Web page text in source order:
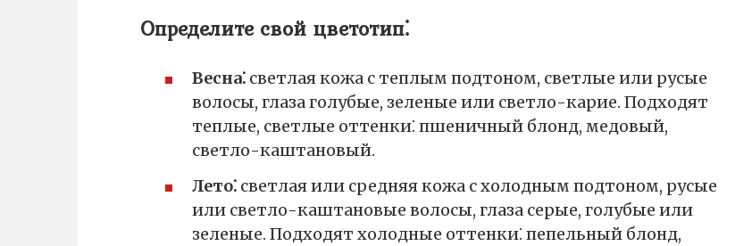
Определите свой цветотип⁚
Весна⁚ светлая кожа с теплым подтоном, светлые или русые
волосы, глаза голубые, зеленые или светло-карие. Подходят
теплые, светлые оттенки⁚ пшеничный блонд, медовый,
светло-каштановый.
Лето⁚ светлая или средняя кожа с холодным подтоном, русые
или светло-каштановые волосы, глаза серые, голубые или
зеленые. Подходят холодные оттенки⁚ пепельный блонд,